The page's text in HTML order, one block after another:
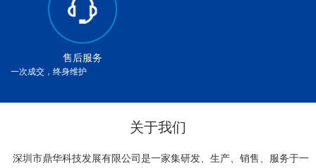
售后服务
一次成交，终身维护
关于我们
深圳市鼎华科技发展有限公司是一家集研发、生产、销售、服务于一